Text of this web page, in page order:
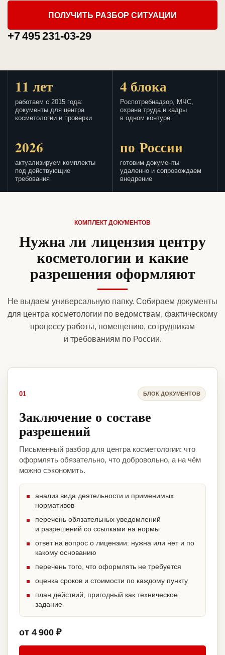
ПОЛУЧИТЬ РАЗБОР СИТУАЦИИ
+7 495 231-03-29
11 лет
работаем с 2015 года:
документы для центра
косметологии и проверки
4 блока
Роспотребнадзор, МЧС,
охрана труда и кадры
в одном контуре
2026
актуализируем комплекты
под действующие
требования
по России
готовим документы
удаленно и сопровождаем
внедрение
КОМПЛЕКТ ДОКУМЕНТОВ
Нужна ли лицензия центру
косметологии и какие
разрешения оформляют
Не выдаем универсальную папку. Собираем документы
для центра косметологии по ведомствам, фактическому
процессу работы, помещению, сотрудникам
и требованиям по России.
01 БЛОК ДОКУМЕНТОВ
Заключение о составе
разрешений
Письменный разбор для центра косметологии: что
оформлять обязательно, что добровольно, а на чём
можно сэкономить.
анализ вида деятельности и применимых
нормативов
перечень обязательных уведомлений
и разрешений со ссылками на нормы
ответ на вопрос о лицензии: нужна или нет и по
какому основанию
перечень того, что оформлять не требуется
оценка сроков и стоимости по каждому пункту
план действий, пригодный как техническое
задание
от 4 900 ₽